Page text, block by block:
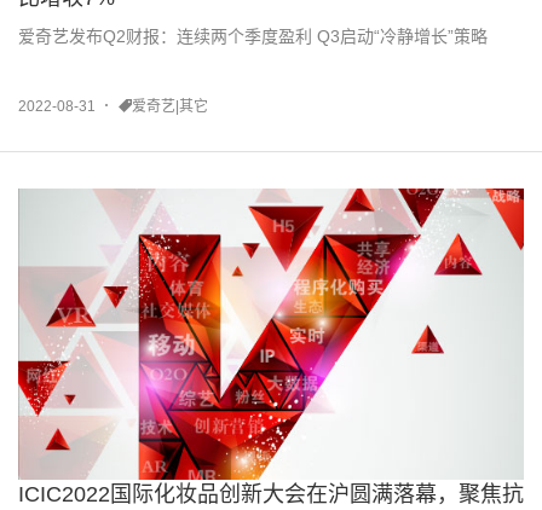
爱奇艺发布Q2财报：连续两个季度盈利 Q3启动“冷静增长”策略
2022-08-31 爱奇艺|其它
ICIC2022国际化妆品创新大会在沪圆满落幕，聚焦抗